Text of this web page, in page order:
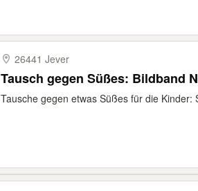
26441 Jever
Tausch gegen Süßes: Bildband
Tausche gegen etwas Süßes für die Kinder: